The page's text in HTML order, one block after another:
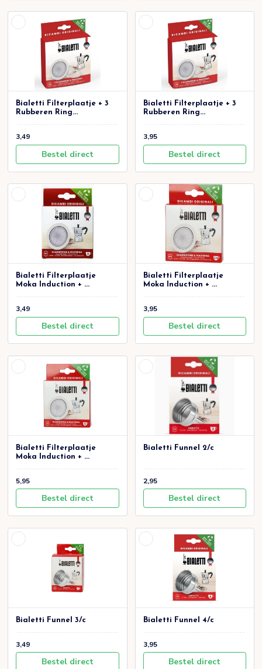
Bialetti Filterplaatje + 3
Rubberen Ring...
3,49
Bestel direct
Bialetti Filterplaatje + 3
Rubberen Ring...
3,95
Bestel direct
Bialetti Filterplaatje
Moka Induction + ...
3,49
Bestel direct
Bialetti Filterplaatje
Moka Induction + ...
3,95
Bestel direct
Bialetti Filterplaatje
Moka Induction + ...
5,95
Bestel direct
Bialetti Funnel 2/c
2,95
Bestel direct
Bialetti Funnel 3/c
3,49
Bestel direct
Bialetti Funnel 4/c
3,95
Bestel direct